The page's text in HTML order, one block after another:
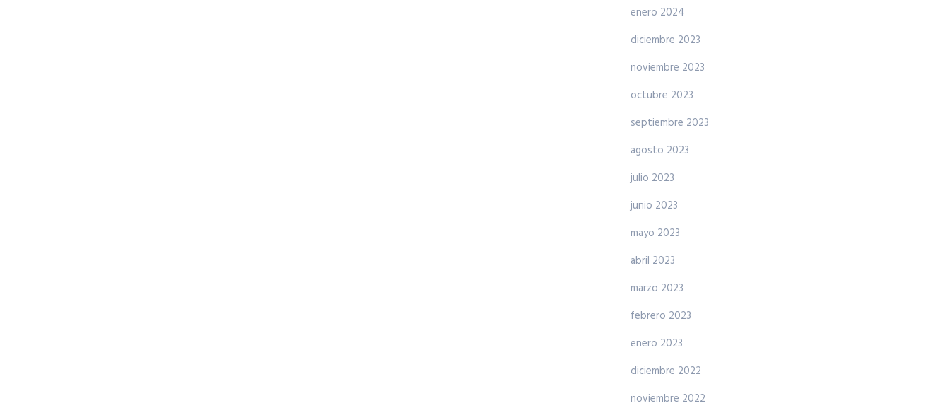
enero 2024
diciembre 2023
noviembre 2023
octubre 2023
septiembre 2023
agosto 2023
julio 2023
junio 2023
mayo 2023
abril 2023
marzo 2023
febrero 2023
enero 2023
diciembre 2022
noviembre 2022